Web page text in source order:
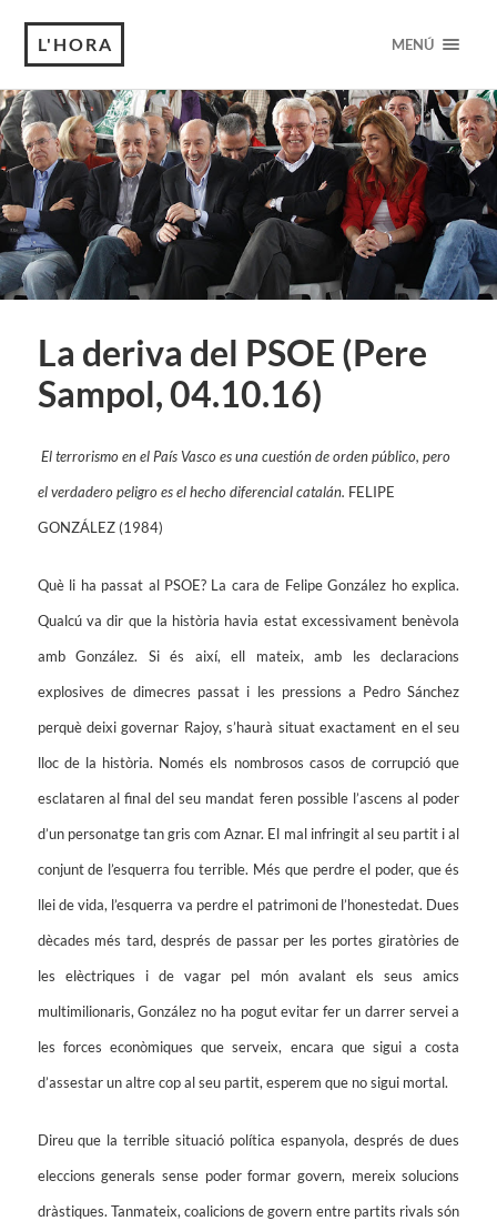
L'HORA MENÚ
La deriva del PSOE (Pere
Sampol, 04.10.16)
El terrorismo en el País Vasco es una cuestión de orden público, pero
el verdadero peligro es el hecho diferencial catalán. FELIPE
GONZÁLEZ (1984)
Què li ha passat al PSOE? La cara de Felipe González ho explica.
Qualcú va dir que la història havia estat excessivament benèvola
amb González. Si és així, ell mateix, amb les declaracions
explosives de dimecres passat i les pressions a Pedro Sánchez
perquè deixi governar Rajoy, s’haurà situat exactament en el seu
lloc de la història. Només els nombrosos casos de corrupció que
esclataren al final del seu mandat feren possible l’ascens al poder
d’un personatge tan gris com Aznar. El mal infringit al seu partit i al
conjunt de l’esquerra fou terrible. Més que perdre el poder, que és
llei de vida, l’esquerra va perdre el patrimoni de l’honestedat. Dues
dècades més tard, després de passar per les portes giratòries de
les elèctriques i de vagar pel món avalant els seus amics
multimilionaris, González no ha pogut evitar fer un darrer servei a
les forces econòmiques que serveix, encara que sigui a costa
d’assestar un altre cop al seu partit, esperem que no sigui mortal.
Direu que la terrible situació política espanyola, després de dues
eleccions generals sense poder formar govern, mereix solucions
dràstiques. Tanmateix, coalicions de govern entre partits rivals són